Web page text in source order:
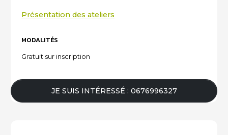
Présentation des ateliers
MODALITÉS
Gratuit sur inscription
JE SUIS INTÉRESSÉ : 0676996327